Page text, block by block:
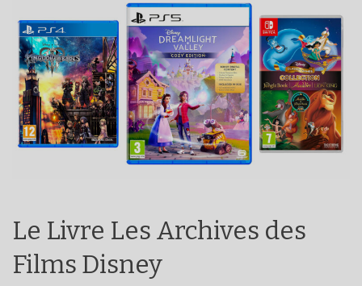
Le Livre Les Archives des
Films Disney